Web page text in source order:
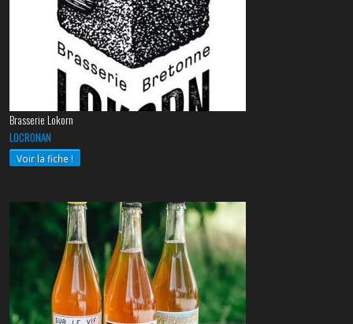
Brasserie Lokorn
LOCRONAN
Voir la fiche !